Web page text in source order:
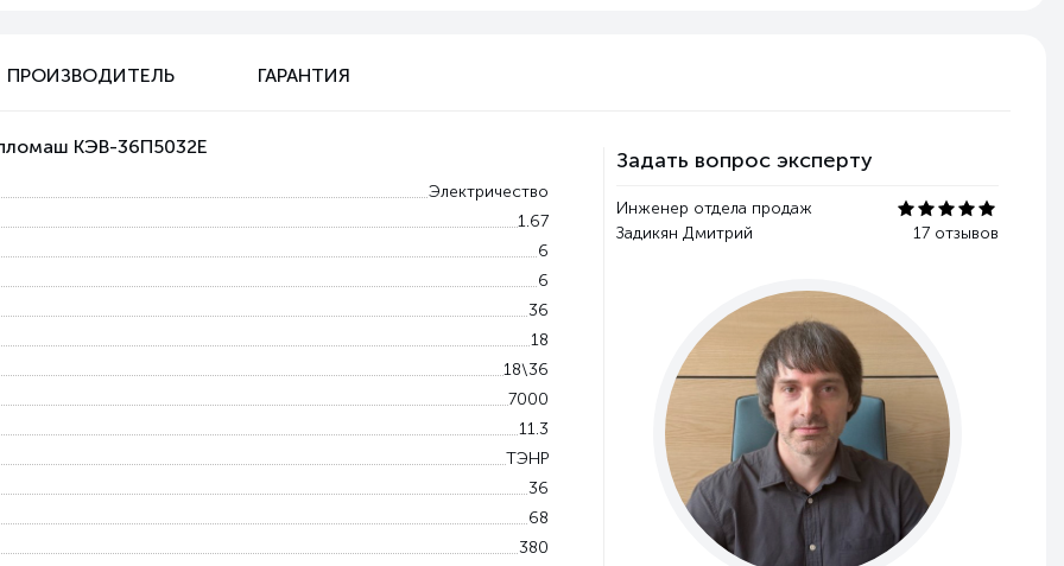
ПРОИЗВОДИТЕЛЬ ГАРАНТИЯ
Задать вопрос эксперту
Инженер отдела продаж
Задикян Дмитрий
17 отзывов
КЭВ-36П5032Е
Электричество
1.67
6
6
36
18
18\36
7000
11.3
ТЭНР
36
68
380